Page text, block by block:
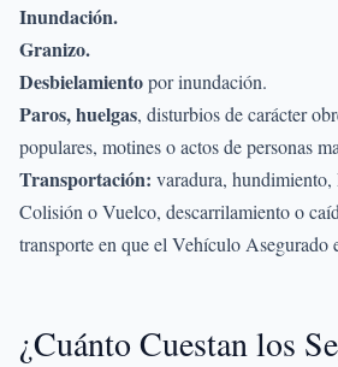
Inundación.
Granizo.
Desbielamientopor inundación.
Paros, huelgas, disturbios de carácter
populares, motines o actos de personas
Transportación: varadura,
Colisión o Vuelco, descarrilamiento o
transporte en que el Vehículo Asegurado
¿Cuánto Cuestan los